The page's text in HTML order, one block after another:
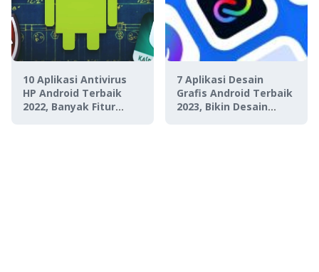
10 Aplikasi Antivirus
HP Android Terbaik
2022, Banyak Fitur
7 Aplikasi Desain
Grafis Android Terbaik
2023, Bikin Desain